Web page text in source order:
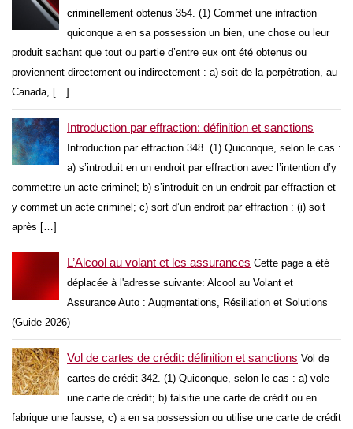
criminellement obtenus 354. (1) Commet une infraction
quiconque a en sa possession un bien, une chose ou leur
produit sachant que tout ou partie d’entre eux ont été obtenus ou
proviennent directement ou indirectement : a) soit de la perpétration, au
Canada, […]
Introduction par effraction: définition et sanctions
Introduction par effraction 348. (1) Quiconque, selon le cas :
a) s’introduit en un endroit par effraction avec l’intention d’y
commettre un acte criminel; b) s’introduit en un endroit par effraction et
y commet un acte criminel; c) sort d’un endroit par effraction : (i) soit
après […]
L’Alcool au volant et les assurances Cette page a été
déplacée à l'adresse suivante: Alcool au Volant et
Assurance Auto : Augmentations, Résiliation et Solutions
(Guide 2026)
Vol de cartes de crédit: définition et sanctions Vol de
cartes de crédit 342. (1) Quiconque, selon le cas : a) vole
une carte de crédit; b) falsifie une carte de crédit ou en
fabrique une fausse; c) a en sa possession ou utilise une carte de crédit